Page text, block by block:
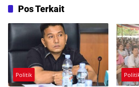
Pos Terkait
Politik